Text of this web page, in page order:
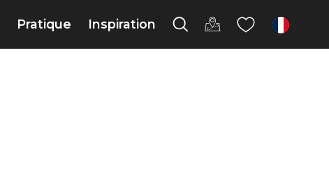
Pratique Inspiration fr